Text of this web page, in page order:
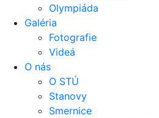
Olympiáda
Galéria
Fotografie
Videá
O nás
O STÚ
Stanovy
Smernice